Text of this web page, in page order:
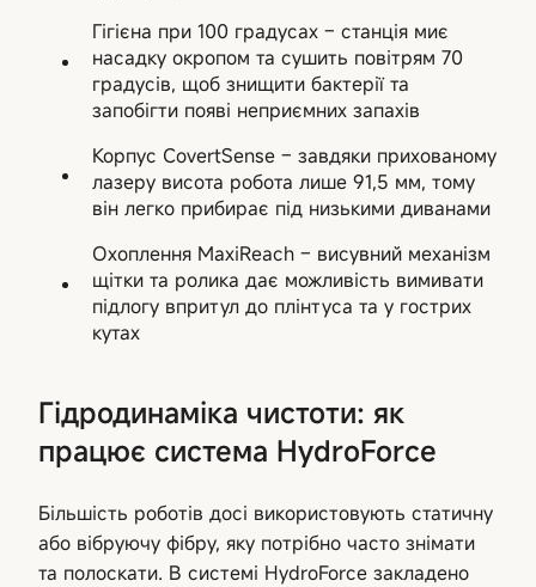
Гігієна при 100 градусах – станція миє
насадку окропом та сушить повітрям 70
градусів, щоб знищити бактерії та
запобігти появі неприємних запахів
Корпус CovertSense – завдяки прихованому
лазеру висота робота лише 91,5 мм, тому
він легко прибирає під низькими диванами
Охоплення MaxiReach – висувний механізм
щітки та ролика дає можливість вимивати
підлогу впритул до плінтуса та у гострих
кутах
Гідродинаміка чистоти: як
працює система HydroForce
Більшість роботів досі використовують статичну
або вібруючу фібру, яку потрібно часто знімати
та полоскати. В системі HydroForce закладено